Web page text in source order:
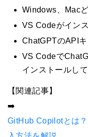
Windows、Mac
VS Codeがイン
ChatGPTのAPI
VS Codeで
インストールし
【関連記事】
➡️
GitHub Copilotとは